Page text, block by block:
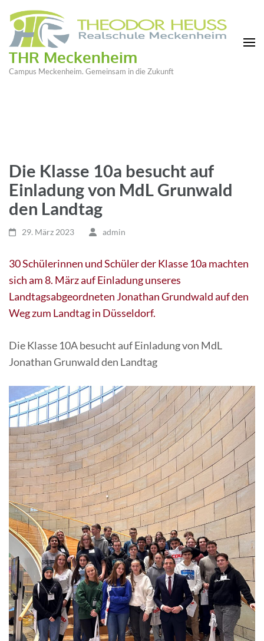
THR Meckenheim
Campus Meckenheim. Gemeinsam in die Zukunft
Die Klasse 10a besucht auf
Einladung von MdL Grunwald
den Landtag
29. März 2023 admin
30 Schülerinnen und Schüler der Klasse 10a machten
sich am 8. März auf Einladung unseres
Landtagsabgeordneten Jonathan Grundwald auf den
Weg zum Landtag in Düsseldorf.
Die Klasse 10A besucht auf Einladung von MdL
Jonathan Grunwald den Landtag